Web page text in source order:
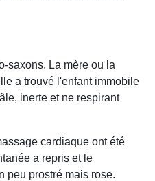
saxons. La mère ou la
a trouvé l'enfant immobile
inerte et ne respirant
cardiaque ont été
a repris et le
peu prostré mais rose.